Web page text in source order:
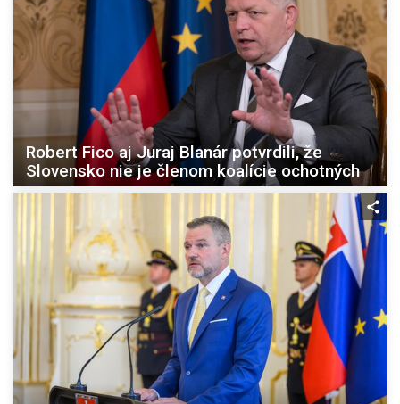
Robert Fico aj Juraj Blanár potvrdili, že
Slovensko nie je členom koalície ochotných